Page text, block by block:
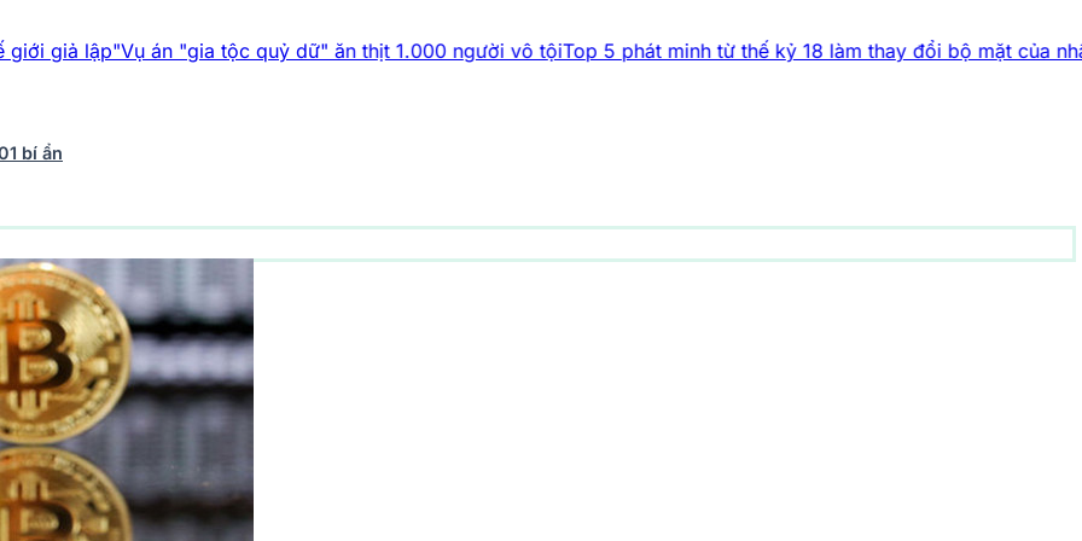
Vụ án "gia tộc quỷ dữ" ăn thịt 1.000 người vô tội Top 5 phát minh từ thế kỷ 18 làm thay đổi bộ mặt của nhân loạiBí ẩn
bí ẩn
trụ242 bài viếtY học - Sức khỏe